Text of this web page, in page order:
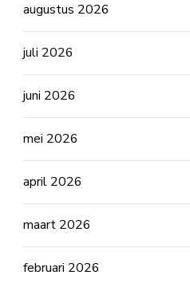
augustus 2026
juli 2026
juni 2026
mei 2026
april 2026
maart 2026
februari 2026